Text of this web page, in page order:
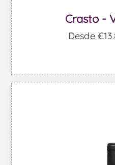
Crasto -
Desde